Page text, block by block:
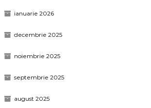
ianuarie 2026
decembrie 2025
noiembrie 2025
septembrie 2025
august 2025